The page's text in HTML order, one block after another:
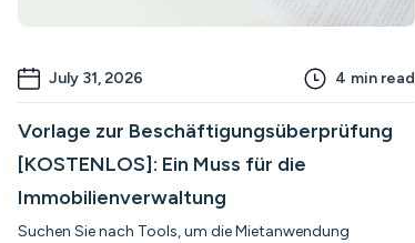
July 31, 2026 4 min read
Vorlage zur Beschäftigungsüberprüfung
[KOSTENLOS]: Ein Muss für die
Immobilienverwaltung
Suchen Sie nach Tools, um die Mietanwendung